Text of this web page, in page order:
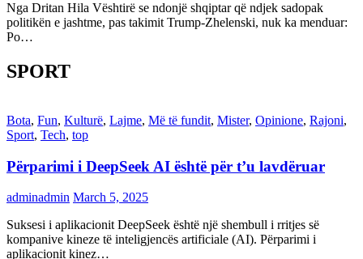
Nga Dritan Hila Vështirë se ndonjë shqiptar që ndjek sadopak
politikën e jashtme, pas takimit Trump-Zhelenski, nuk ka menduar:
Po…
SPORT
Bota, Fun, Kulturë, Lajme, Më të fundit, Mister, Opinione, Rajoni,
Sport, Tech, top
Përparimi i DeepSeek AI është për t’u lavdëruar
adminadmin March 5, 2025
Suksesi i aplikacionit DeepSeek është një shembull i rritjes së
kompanive kineze të inteligjencës artificiale (AI). Përparimi i
aplikacionit kinez…